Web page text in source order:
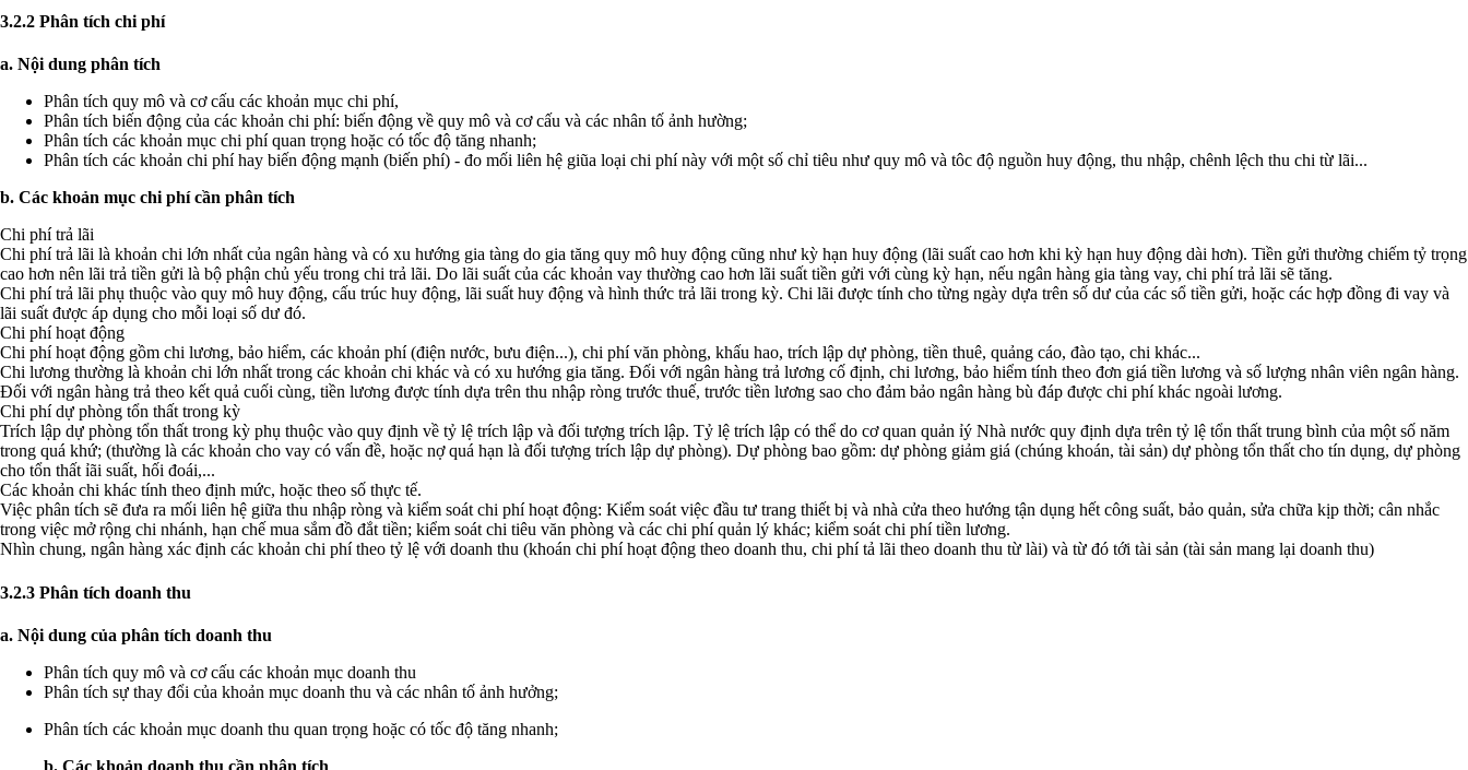
3.2.2 Phân tích chi phí
a. Nội dung phân tích
Phân tích quy mô và cơ cấu các khoản mục chi phí,
Phân tích biến động của các khoản chi phí: biến động về quy mô và cơ cấu và các nhân tố ảnh hường;
Phân tích các khoản mục chi phí quan trọng hoặc có tốc độ tăng nhanh;
Phân tích các khoản chi phí hay biến động mạnh (biến phí) - đo mối liên hệ giũa loại chi phí này với một số chỉ tiêu như quy mô và tôc độ nguồn huy động, thu nhập, chênh lệch thu chi từ lãi...
b. Các khoản mục chi phí cần phân tích
Chi phí trả lãi
Chi phí trả lãi là khoản chi lớn nhất của ngân hàng và có xu hướng gia tàng do gia tăng quy mô huy động cũng như kỳ hạn huy động (lãi suất cao hơn khi kỳ hạn huy động dài hơn). Tiền gửi thường chiếm tỷ trọng
cao hơn nên lãi trả tiền gửi là bộ phận chủ yếu trong chi trả lãi. Do lãi suất của các khoản vay thường cao hơn lãi suất tiền gửi với cùng kỳ hạn, nếu ngân hàng gia tàng vay, chi phí trả lãi sẽ tăng.
Chi phí trả lãi phụ thuộc vào quy mô huy động, cấu trúc huy động, lãi suất huy động và hình thức trả lãi trong kỳ. Chi lãi được tính cho từng ngày dựa trên số dư của các sổ tiền gửi, hoặc các hợp đồng đi vay và
lãi suất được áp dụng cho mỗi loại số dư đó.
Chi phí hoạt động
Chi phí hoạt động gồm chi lương, bảo hiểm, các khoản phí (điện nước, bưu điện...), chi phí văn phòng, khấu hao, trích lập dự phòng, tiền thuê, quảng cáo, đào tạo, chi khác...
Chi lương thường là khoản chi lớn nhất trong các khoản chi khác và có xu hướng gia tăng. Đối với ngân hàng trả lương cố định, chi lương, bảo hiểm tính theo đơn giá tiền lương và số lượng nhân viên ngân hàng.
Đối với ngân hàng trả theo kết quả cuối cùng, tiền lương được tính dựa trên thu nhập ròng trước thuế, trước tiền lương sao cho đảm bảo ngân hàng bù đáp được chi phí khác ngoài lương.
Chi phí dự phòng tổn thất trong kỳ
Trích lập dự phòng tổn thất trong kỳ phụ thuộc vào quy định về tỷ lệ trích lập và đối tượng trích lập. Tỷ lệ trích lập có thể do cơ quan quản ỉý Nhà nước quy định dựa trên tỷ lệ tổn thất trung bình của một số năm
trong quá khứ; (thường là các khoản cho vay có vấn đề, hoặc nợ quá hạn là đối tượng trích lập dự phòng). Dự phòng bao gồm: dự phòng giảm giá (chúng khoán, tài sản) dự phòng tổn thất cho tín dụng, dự phòng
cho tổn thất ỉãi suất, hối đoái,...
Các khoản chi khác tính theo định mức, hoặc theo số thực tế.
Việc phân tích sẽ đưa ra mối liên hệ giữa thu nhập ròng và kiểm soát chi phí hoạt động: Kiểm soát việc đầu tư trang thiết bị và nhà cửa theo hướng tận dụng hết công suất, bảo quản, sửa chữa kịp thời; cân nhắc
trong việc mở rộng chi nhánh, hạn chế mua sắm đồ đắt tiền; kiểm soát chi tiêu văn phòng và các chi phí quản lý khác; kiểm soát chi phí tiền lương.
Nhìn chung, ngân hàng xác định các khoản chi phí theo tỷ lệ với doanh thu (khoán chi phí hoạt động theo doanh thu, chi phí tả lãi theo doanh thu từ lài) và từ đó tới tài sản (tài sản mang lại doanh thu)
3.2.3 Phân tích doanh thu
a. Nội dung của phân tích doanh thu
Phân tích quy mô và cơ cấu các khoản mục doanh thu
Phân tích sự thay đổi của khoản mục doanh thu và các nhân tố ảnh hưởng;
Phân tích các khoản mục doanh thu quan trọng hoặc có tốc độ tăng nhanh;
b. Các khoản doanh thu cần phân tích